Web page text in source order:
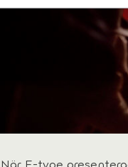
När E-type